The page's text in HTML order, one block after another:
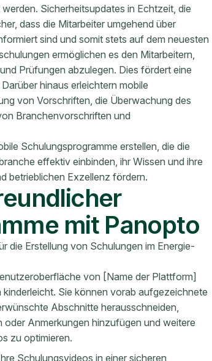
Sicherheitsupdates in Echtzeit, die
dass die Mitarbeiter umgehend über
sind und somit stets auf dem neuesten
ermöglichen es den Mitarbeitern,
Prüfungen abzulegen. Dies fördert eine
hinaus erleichtern mobile
von Vorschriften, die Überwachung des
Branchenvorschriften und
Schulungsprogramme erstellen, die die
effektiv einbinden, ihr Wissen und ihre
betrieblichen Exzellenz fördern.
mit Panopto
die Erstellung von Schulungen im Energie-
von [Name der Plattform]
Sie können vorab aufgezeichnete
Abschnitte herausschneiden,
Anmerkungen hinzufügen und weitere
zu optimieren.
Schulungsvideos in einer sicheren,